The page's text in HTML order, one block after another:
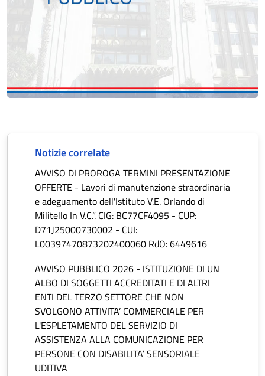
Notizie correlate
AVVISO DI PROROGA TERMINI PRESENTAZIONE
OFFERTE - Lavori di manutenzione straordinaria
e adeguamento dell'Istituto V.E. Orlando di
Militello In V.C.”. CIG: BC77CF4095 - CUP:
D71J25000730002 - CUI:
L00397470873202400060 RdO: 6449616
AVVISO PUBBLICO 2026 - ISTITUZIONE DI UN
ALBO DI SOGGETTI ACCREDITATI E DI ALTRI
ENTI DEL TERZO SETTORE CHE NON
SVOLGONO ATTIVITA’ COMMERCIALE PER
L'ESPLETAMENTO DEL SERVIZIO DI
ASSISTENZA ALLA COMUNICAZIONE PER
PERSONE CON DISABILITA’ SENSORIALE
UDITIVA